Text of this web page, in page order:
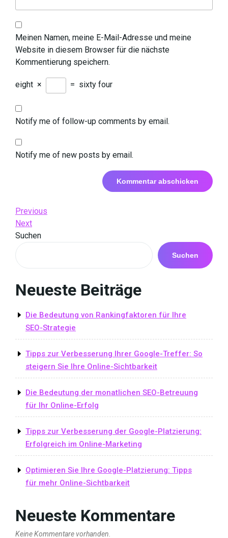
Meinen Namen, meine E-Mail-Adresse und meine
Website in diesem Browser für die nächste
Kommentierung speichern.
eight × = sixty four
Notify me of follow-up comments by email.
Notify me of new posts by email.
Beitrags-
Navigation
Previous
Post
Previous
Next
Post
Next
Suchen
Suchen
Neueste Beiträge
Die Bedeutung von Rankingfaktoren für Ihre
SEO-Strategie
Tipps zur Verbesserung Ihrer Google-Treffer: So
steigern Sie Ihre Online-Sichtbarkeit
Die Bedeutung der monatlichen SEO-Betreuung
für Ihr Online-Erfolg
Tipps zur Verbesserung der Google-Platzierung:
Erfolgreich im Online-Marketing
Optimieren Sie Ihre Google-Platzierung: Tipps
für mehr Online-Sichtbarkeit
Neueste Kommentare
Keine Kommentare vorhanden.